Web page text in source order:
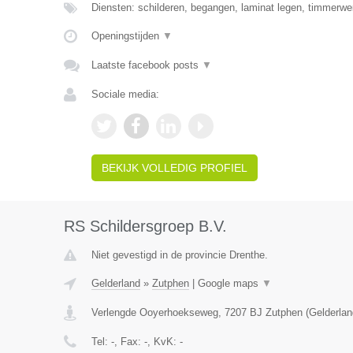
Diensten: schilderen, begangen, laminat legen,
Openingstijden ▼
Laatste facebook posts ▼
Sociale media:
BEKIJK VOLLEDIG PROFIEL
RS Schildersgroep B.V.
Niet gevestigd in de provincie Drenthe.
Gelderland » Zutphen| Google maps ▼
Verlengde Ooyerhoekseweg, 7207 BJ Zutphen(
Tel: -, Fax: -, KvK: -